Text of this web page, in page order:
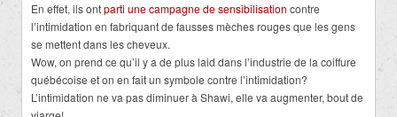
En effet, ils ontparti une campagne de sensibilisation contre
l’intimidation en fabriquant de fausses mèches rouges que les gens
se mettent dans les cheveux.
Wow, on prend ce qu’il y a de plus laid dans l’industrie de la coiffure
québécoise et on en fait un symbole contre l’intimidation?
L’intimidation ne va pas diminuer à Shawi, elle va augmenter, bout de